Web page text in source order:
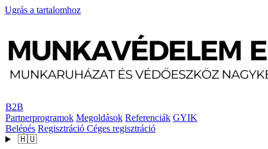
Ugrás a tartalomhoz
B2B
Partnerprogramok Megoldások Referenciák GYIK
Belépés Regisztráció Céges regisztráció
🇭🇺